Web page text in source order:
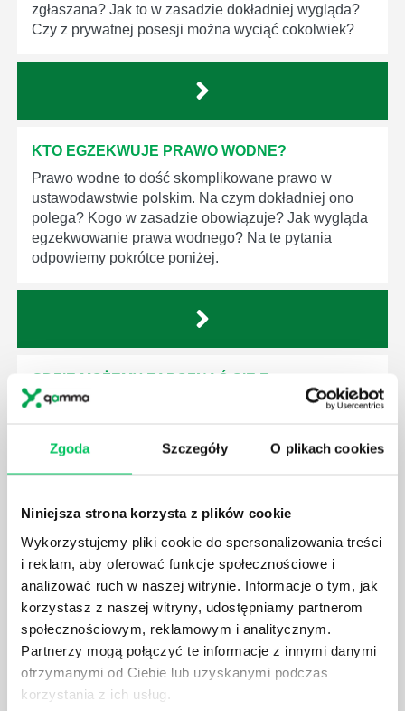
Zgoda Szczegóły O plikach cookies
Niniejsza strona korzysta z plików cookie
Wykorzystujemy pliki cookie do spersonalizowania treści
i reklam, aby oferować funkcje społecznościowe i
analizować ruch w naszej witrynie. Informacje o tym, jak
korzystasz z naszej witryny, udostępniamy partnerom
społecznościowym, reklamowym i analitycznym.
Partnerzy mogą połączyć te informacje z innymi danymi
otrzymanymi od Ciebie lub uzyskanymi podczas
korzystania z ich usług.
zgłaszana? Jak to w zasadzie dokładniej wygląda?
Czy z prywatnej posesji można wyciąć cokolwiek?
KTO EGZEKWUJE PRAWO WODNE?
Prawo wodne to dość skomplikowane prawo w
ustawodawstwie polskim. Na czym dokładniej ono
polega? Kogo w zasadzie obowiązuje? Jak wygląda
egzekwowanie prawa wodnego? Na te pytania
odpowiemy pokrótce poniżej.
GDZIE MOŻEMY ZAPOZNAĆ SIĘ Z
WYMAGANIAMI NORM JAKOŚCI WYROBÓW
W związku z ogromnym rozwojem dzisiejszego
dziedziny gospodarki. Dzięki nim wszystkie firmy
będą zobowiązane przestrzegać zasad, których
wprowadzenie dąży do ujednolicenia jakości
produktów, które trafiają do klientów.
CZYM ZAJMUJE SIĘ AUDYTOR WEWNĘTRZNY
LABORATORIUM?